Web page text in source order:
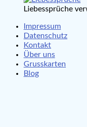
Liebessprüche
Impressum
Datenschutz
Kontakt
Über uns
Grusskarten
Blog